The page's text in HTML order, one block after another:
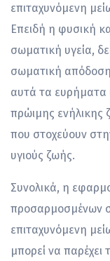
επιταχυνόμενη
Επειδή η φυσική
σωματική υγεία,
σωματική
αυτά τα
πρώιμης
που στοχεύουν
υγιούς ζωής.
Συνολικά, η
προσαρμοσμένων
επιταχυνόμενη
μπορεί να παρέχει